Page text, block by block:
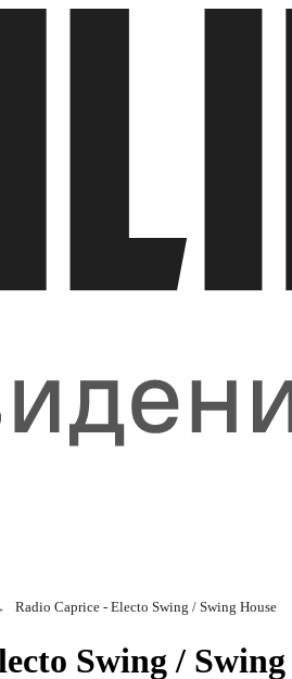
Radio Caprice - Electo Swing / Swing House
Swing /